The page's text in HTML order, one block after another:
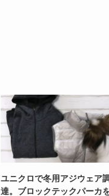
ユニクロで冬用アジウェア
達。ブロックテックパーカ